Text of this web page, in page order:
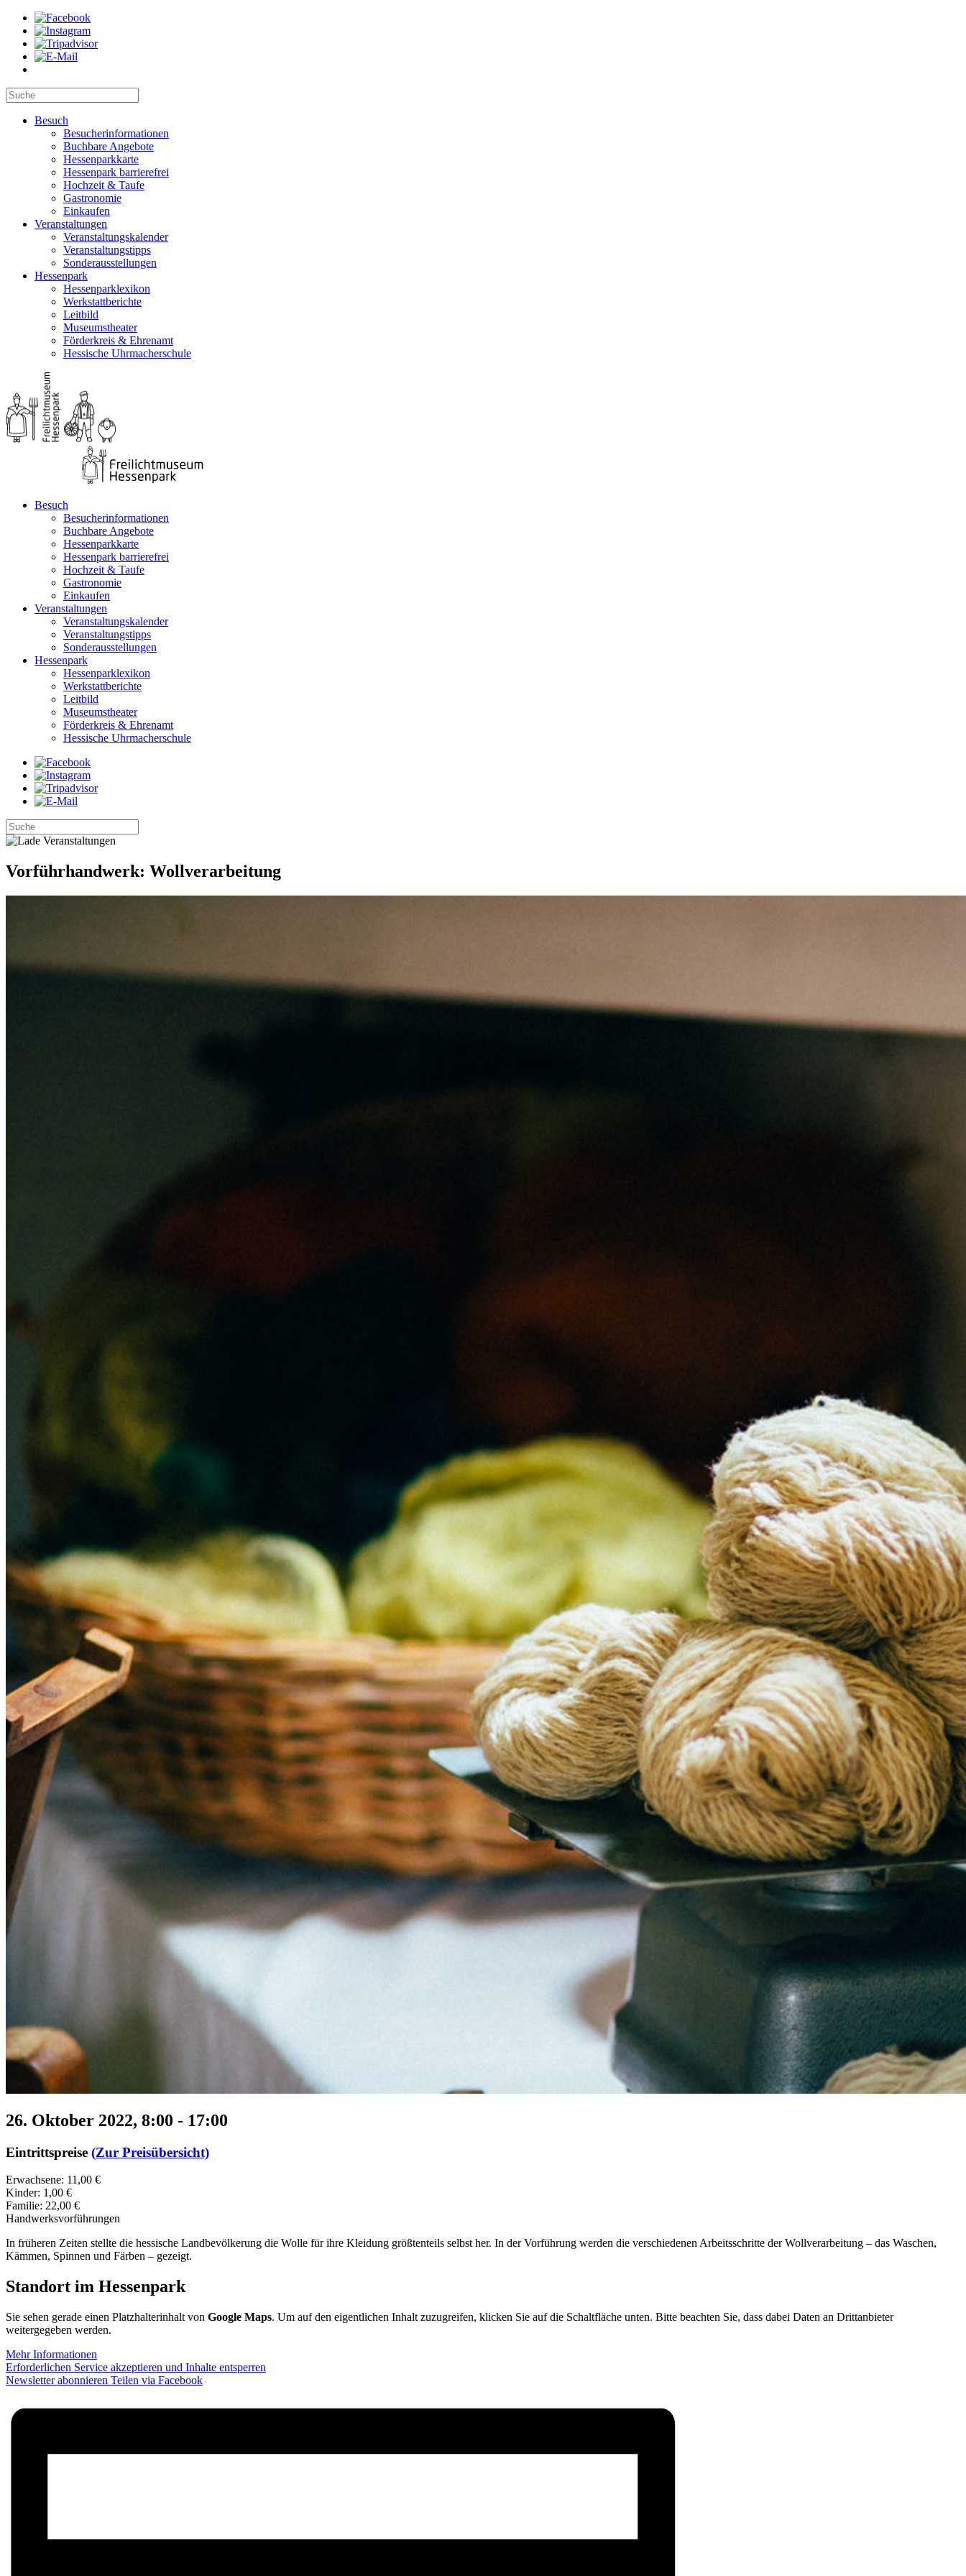
Besuch
Besucherinformationen
Buchbare Angebote
Hessenparkkarte
Hessenpark barrierefrei
Hochzeit & Taufe
Gastronomie
Einkaufen
Veranstaltungen
Veranstaltungskalender
Veranstaltungstipps
Sonderausstellungen
Hessenpark
Hessenparklexikon
Werkstattberichte
Leitbild
Museumstheater
Förderkreis & Ehrenamt
Hessische Uhrmacherschule
Besuch
Besucherinformationen
Buchbare Angebote
Hessenparkkarte
Hessenpark barrierefrei
Hochzeit & Taufe
Gastronomie
Einkaufen
Veranstaltungen
Veranstaltungskalender
Veranstaltungstipps
Sonderausstellungen
Hessenpark
Hessenparklexikon
Werkstattberichte
Leitbild
Museumstheater
Förderkreis & Ehrenamt
Hessische Uhrmacherschule
Vorführhandwerk: Wollverarbeitung
26. Oktober 2022, 8:00 - 17:00
Eintrittspreise (Zur Preisübersicht)
Erwachsene: 11,00 €
Kinder: 1,00 €
Familie: 22,00 €
Handwerksvorführungen
In früheren Zeiten stellte die hessische Landbevölkerung die Wolle für ihre Kleidung größtenteils selbst her. In der Vorführung werden die verschiedenen Arbeitsschritte der Wollverarbeitung – das Waschen,
Kämmen, Spinnen und Färben – gezeigt.
Standort im Hessenpark
Sie sehen gerade einen Platzhalterinhalt von Google Maps. Um auf den eigentlichen Inhalt zuzugreifen, klicken Sie auf die Schaltfläche unten. Bitte beachten Sie, dass dabei Daten an Drittanbieter
weitergegeben werden.
Mehr Informationen
Erforderlichen Service akzeptieren und Inhalte entsperren
Newsletter abonnieren Teilen via Facebook